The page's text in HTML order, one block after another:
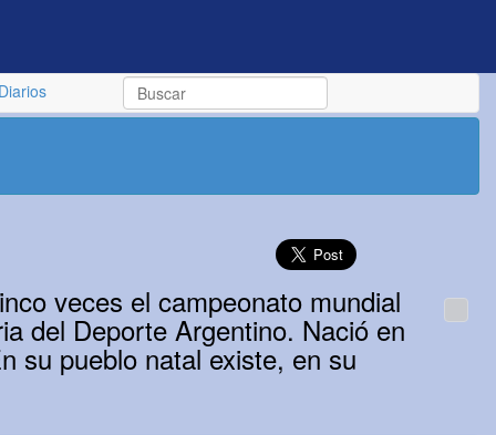
Diarios
veces el campeonato mundial
del Deporte Argentino. Nació en
su pueblo natal existe, en su